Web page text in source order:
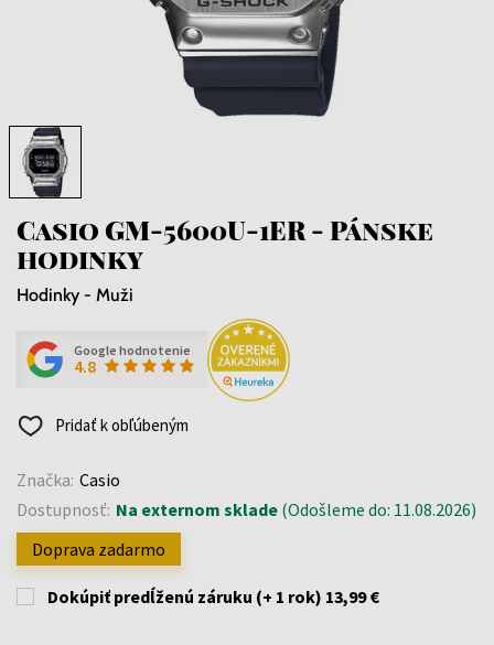
Casio GM-5600U-1ER - Pánske
hodinky
Hodinky - Muži
Google hodnotenie
4.8
Pridať k obľúbeným
Značka: Casio
Dostupnosť: Na externom sklade (Odošleme do: 11.08.2026)
Doprava zadarmo
Dokúpiť predĺženú záruku (+ 1 rok) 13,99 €